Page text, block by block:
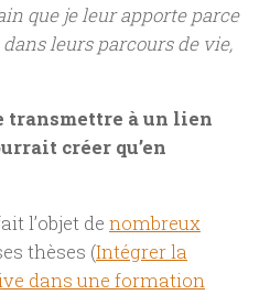
que je leur apporte parce
leurs parcours de vie,
transmettre à un lien
créer qu’en
l’objet de nombreux
thèses (Intégrer la
dans une formation